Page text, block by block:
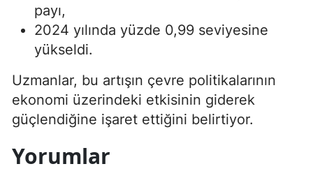
payı,
2024 yılında yüzde 0,99 seviyesine
yükseldi.
Uzmanlar, bu artışın çevre politikalarının
ekonomi üzerindeki etkisinin giderek
güçlendiğine işaret ettiğini belirtiyor.
Yorumlar